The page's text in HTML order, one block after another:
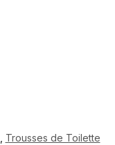
Trousses de Toilette